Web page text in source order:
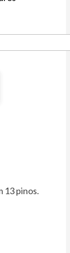
13 pinos.